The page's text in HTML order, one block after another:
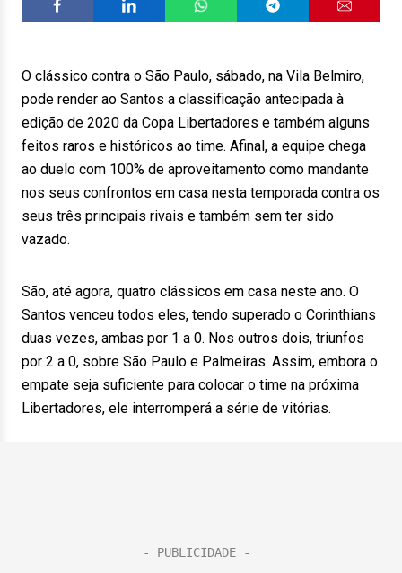
O clássico contra o São Paulo, sábado, na Vila Belmiro,
pode render ao Santos a classificação antecipada à
edição de 2020 da Copa Libertadores e também alguns
feitos raros e históricos ao time. Afinal, a equipe chega
ao duelo com 100% de aproveitamento como mandante
nos seus confrontos em casa nesta temporada contra os
seus três principais rivais e também sem ter sido
vazado.
São, até agora, quatro clássicos em casa neste ano. O
Santos venceu todos eles, tendo superado o Corinthians
duas vezes, ambas por 1 a 0. Nos outros dois, triunfos
por 2 a 0, sobre São Paulo e Palmeiras. Assim, embora o
empate seja suficiente para colocar o time na próxima
Libertadores, ele interromperá a série de vitórias.